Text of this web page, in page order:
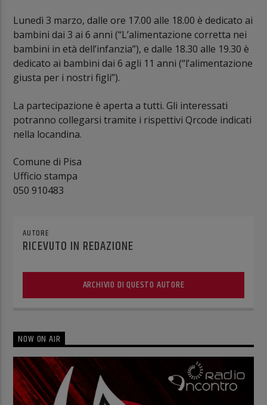
Lunedì 3 marzo, dalle ore 17.00 alle 18.00 è dedicato ai
bambini dai 3 ai 6 anni (“L’alimentazione corretta nei
bambini in età dell’infanzia”), e dalle 18.30 alle 19.30 è
dedicato ai bambini dai 6 agli 11 anni (“l’alimentazione
giusta per i nostri figli”).
La partecipazione è aperta a tutti. Gli interessati
potranno collegarsi tramite i rispettivi Qrcode indicati
nella locandina.
Comune di Pisa
Ufficio stampa
050 910483
AUTORE
RICEVUTO IN REDAZIONE
ARCHIVIO DI QUESTO AUTORE
NOW ON AIR